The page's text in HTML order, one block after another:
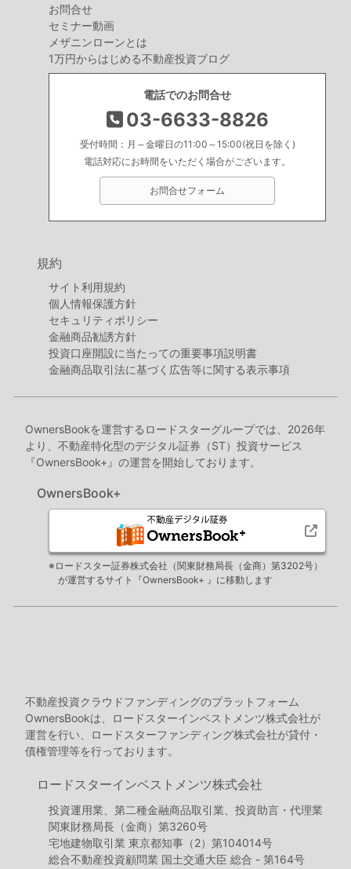
お問合せ
セミナー動画
メザニンローンとは
1万円からはじめる不動産投資ブログ
電話でのお問合せ
03-6633-8826
受付時間：月～金曜日の11:00～15:00(祝日を除く)
電話対応にお時間をいただく場合がございます。
お問合せフォーム
規約
サイト利用規約
個人情報保護方針
セキュリティポリシー
金融商品勧誘方針
投資口座開設に当たっての重要事項説明書
金融商品取引法に基づく広告等に関する表示事項
OwnersBookを運営するロードスターグループでは、2026年
より、不動産特化型のデジタル証券（ST）投資サービス
『OwnersBook+』の運営を開始しております。
OwnersBook+
※ロードスター証券株式会社（関東財務局長（金商）第3202号）
が運営するサイト『OwnersBook+ 』に移動します
不動産投資クラウドファンディングのプラットフォーム
OwnersBookは、ロードスターインベストメンツ株式会社が
運営を行い、ロードスターファンディング株式会社が貸付・
債権管理等を行っております。
ロードスターインベストメンツ株式会社
投資運用業、第二種金融商品取引業、投資助言・代理業
関東財務局長（金商）第3260号
宅地建物取引業 東京都知事（2）第104014号
総合不動産投資顧問業 国土交通大臣 総合 - 第164号